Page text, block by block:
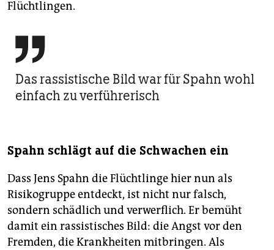
Flüchtlingen.

Das rassistische Bild war für Spahn wohl
einfach zu verführerisch
Spahn schlägt auf die Schwachen ein
Dass Jens Spahn die Flüchtlinge hier nun als
Risikogruppe entdeckt, ist nicht nur falsch,
sondern schädlich und verwerflich. Er bemüht
damit ein rassistisches Bild: die Angst vor den
Fremden, die Krankheiten mitbringen. Als